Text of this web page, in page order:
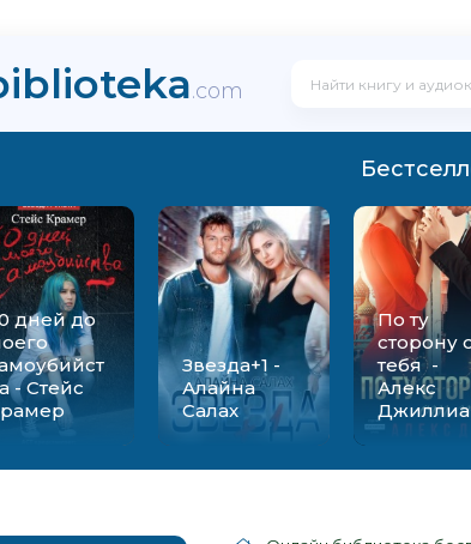
.com
дней до
- Стейс
Звезда+1 -
Алайна
Салах
По ту
сторону
тебя -
Алекс